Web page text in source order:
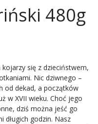
480g
się z dzieciństwem,
Nic dziwnego –
od dekad, a początków
w XVII wieku. Choć jego
dziś można jeść go
długich godzin. Nasz